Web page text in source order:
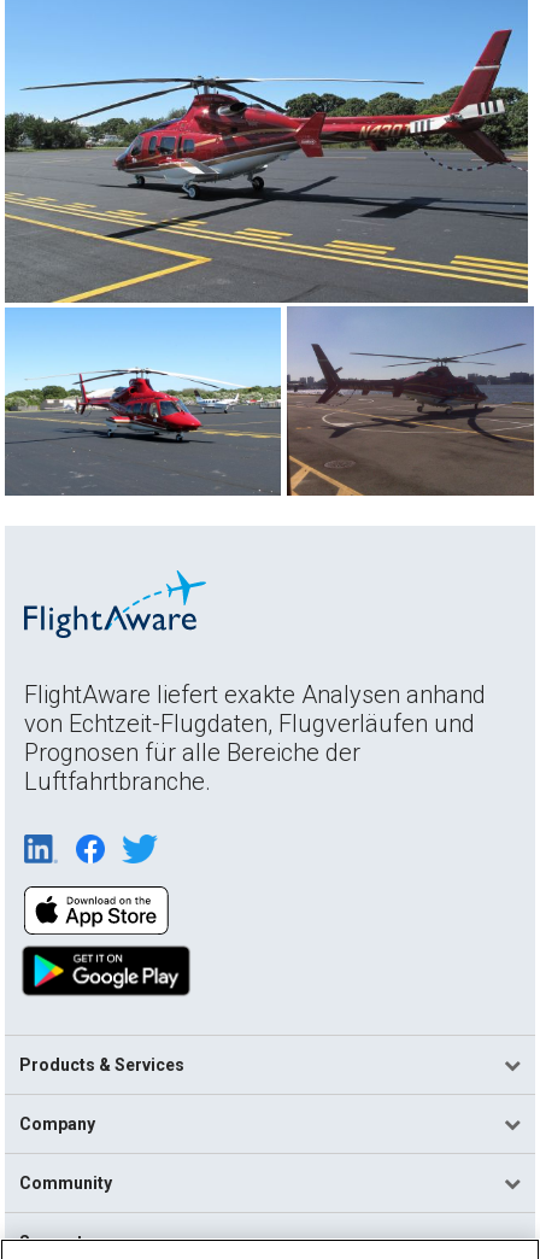
FlightAware liefert exakte Analysen anhand
von Echtzeit-Flugdaten, Flugverläufen und
Prognosen für alle Bereiche der
Luftfahrtbranche.
Products & Services
Company
Community
Support